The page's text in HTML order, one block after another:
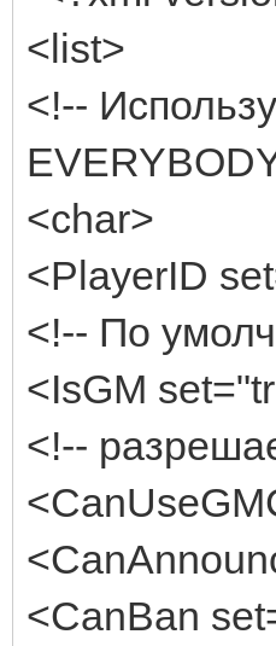
<list>
<!--
<char>
<PlayerID
<!-- По
<IsGM
<!--
<CanBan